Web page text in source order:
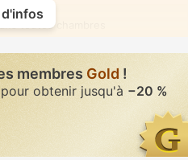
toutes chambres
d'infos
membres Gold !
obtenir jusqu'à −20 %